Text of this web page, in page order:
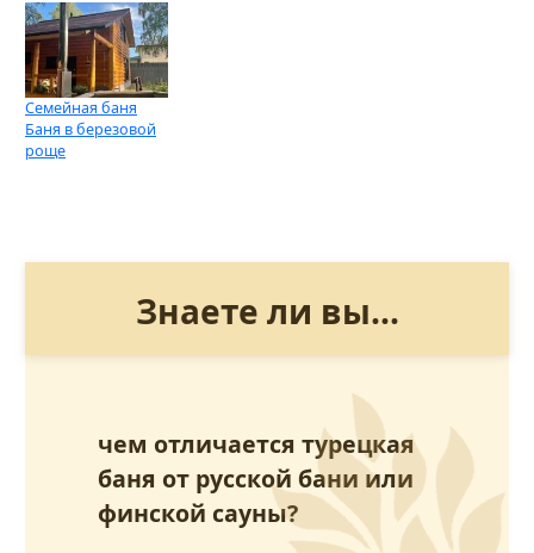
Семейная баня
Баня в березовой
роще
Знаете ли вы...
чем отличается турецкая
баня от русской бани или
финской сауны?